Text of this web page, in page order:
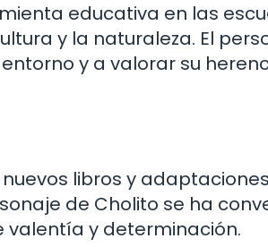
educativa en las
y la naturaleza. El
y a valorar su
libros y
de Cholito se ha
valentía y determinación.